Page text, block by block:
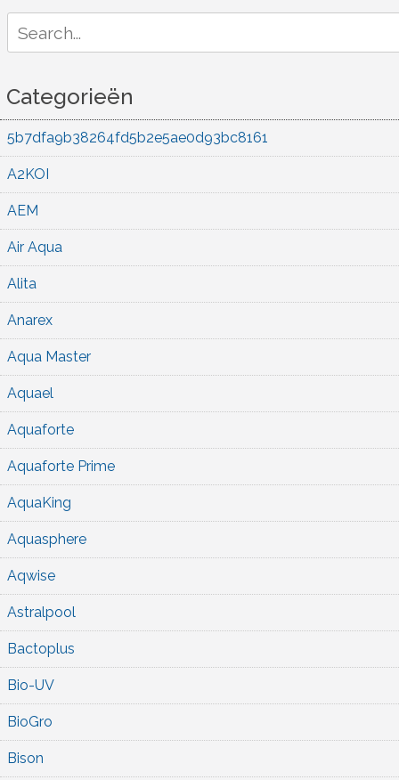
for:
Categorieën
5b7dfa9b38264fd5b2e5ae0d93bc8161
A2KOI
AEM
Air Aqua
Alita
Anarex
Aqua Master
Aquael
Aquaforte
Aquaforte Prime
AquaKing
Aquasphere
Aqwise
Astralpool
Bactoplus
Bio-UV
BioGro
Bison